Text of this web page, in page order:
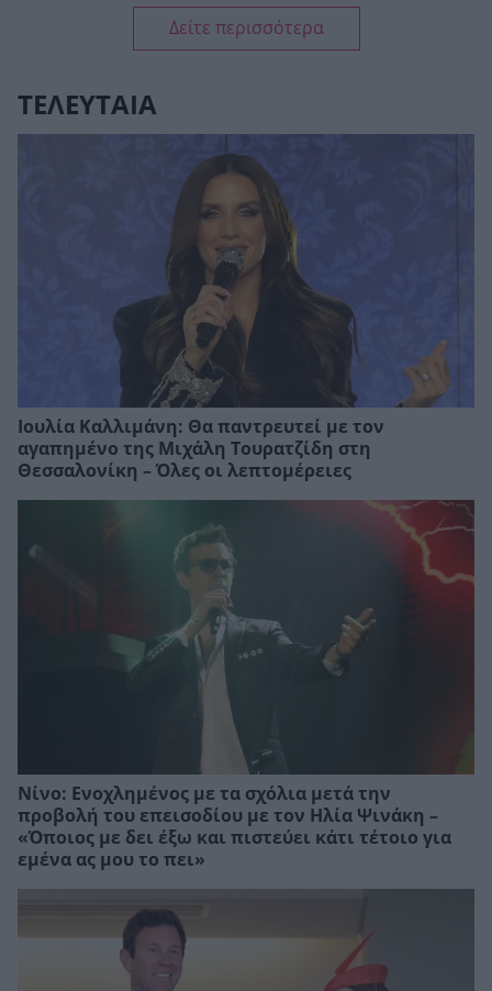
Δείτε περισσότερα
ΤΕΛΕΥΤΑΙΑ
Ιουλία Καλλιμάνη: Θα παντρευτεί με τον
αγαπημένο της Μιχάλη Τουρατζίδη στη
Θεσσαλονίκη – Όλες οι λεπτομέρειες
Νίνο: Ενοχλημένος με τα σχόλια μετά την
προβολή του επεισοδίου με τον Ηλία Ψινάκη –
«Όποιος με δει έξω και πιστεύει κάτι τέτοιο για
εμένα ας μου το πει»